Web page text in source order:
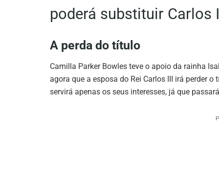
poderá substituir Carlos
A perda do título
Camilla Parker Bowles teve o apoio da rainha
agora que a esposa do Rei Carlos III irá perder o
servirá apenas os seus interesses, já que